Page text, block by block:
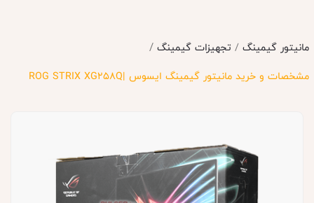
مانیتور گیمینگ / تجهیزات گیمینگ /
مشخصات و خرید مانیتور گیمینگ ایسوس |ROG STRIX XG258Q